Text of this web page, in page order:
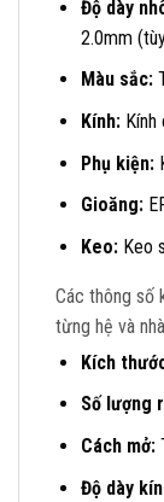
Độ dày
2.0mm
Màu sắc:
Kính:Kính
Phụ kiện:
Gioăng:
Keo:Keo
Các thông số
từng hệ và
Kích
Số lượng
Cách mở:
Độ dày